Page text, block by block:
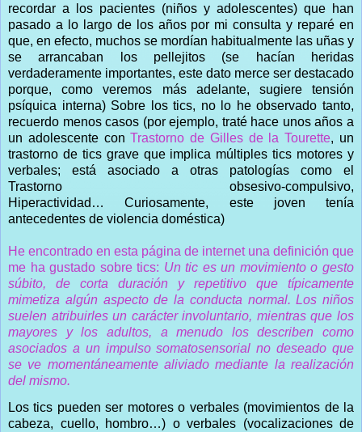
recordar a los pacientes (niños y adolescentes) que han
pasado a lo largo de los años por mi consulta y reparé en
que, en efecto, muchos se mordían habitualmente las uñas y
se arrancaban los pellejitos (se hacían heridas
verdaderamente importantes, este dato merce ser destacado
porque, como veremos más adelante, sugiere tensión
psíquica interna) Sobre los tics, no lo he observado tanto,
recuerdo menos casos (por ejemplo, traté hace unos años a
un adolescente conTrastorno de Gilles de la Tourette, un
trastorno de tics grave que implica múltiples tics motores y
verbales; está asociado a otras patologías como el
Trastorno obsesivo-compulsivo,
Hiperactividad… Curiosamente, este joven tenía
antecedentes de violencia doméstica)
He encontrado en esta página de internet una definición que
me ha gustado sobre tics: Un tic es un movimiento o gesto
súbito, de corta duración y repetitivo que típicamente
mimetiza algún aspecto de la conducta normal. Los niños
suelen atribuirles un carácter involuntario, mientras que los
mayores y los adultos, a menudo los describen como
asociados a un impulso somatosensorial no deseado que
se ve momentáneamente aliviado mediante la realización
del mismo.
Los tics pueden ser motores o verbales (movimientos de la
cabeza, cuello, hombro…) o verbales (vocalizaciones de